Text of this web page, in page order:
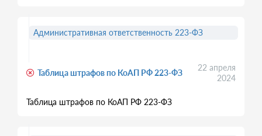
Таблица штрафов по КоАП РФ 223-ФЗ
22 апреля
2024
Таблица штрафов по КоАП РФ 223-ФЗ
Административная ответственность 223-ФЗ